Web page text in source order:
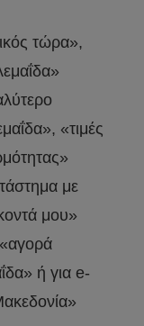
τώρα»,
«τιμές
με
μου»
ή για e-